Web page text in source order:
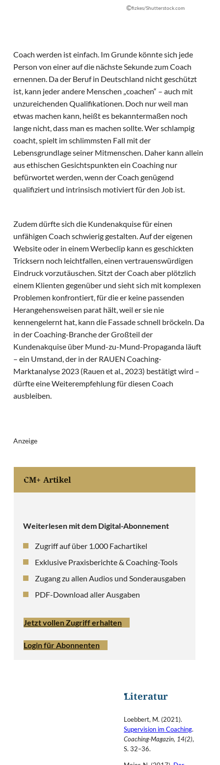
©fizkes/Shutterstock.com
Coach werden ist einfach. Im Grunde könnte sich jede
Person von einer auf die nächste Sekunde zum Coach
ernennen. Da der Beruf in Deutschland nicht geschützt
ist, kann jeder andere Menschen „coachen“ – auch mit
unzureichenden Qualifikationen. Doch nur weil man
etwas machen kann, heißt es bekanntermaßen noch
lange nicht, dass man es machen sollte. Wer schlampig
coacht, spielt im schlimmsten Fall mit der
Lebensgrundlage seiner Mitmenschen. Daher kann allein
aus ethischen Gesichtspunkten ein Coaching nur
befürwortet werden, wenn der Coach genügend
qualifiziert und intrinsisch motiviert für den Job ist.
Zudem dürfte sich die Kundenakquise für einen
unfähigen Coach schwierig gestalten. Auf der eigenen
Website oder in einem Werbeclip kann es geschickten
Tricksern noch leichtfallen, einen vertrauenswürdigen
Eindruck vorzutäuschen. Sitzt der Coach aber plötzlich
einem Klienten gegenüber und sieht sich mit komplexen
Problemen konfrontiert, für die er keine passenden
Herangehensweisen parat hält, weil er sie nie
kennengelernt hat, kann die Fassade schnell bröckeln. Da
in der Coaching-Branche der Großteil der
Kundenakquise über Mund-zu-Mund-Propaganda läuft
– ein Umstand, der in der RAUEN Coaching-
Marktanalyse 2023 (Rauen et al., 2023) bestätigt wird –
dürfte eine Weiterempfehlung für diesen Coach
ausbleiben.
Anzeige
CM+ Artikel
Weiterlesen mit dem Digital-Abonnement
Zugriff auf über 1.000 Fachartikel
Exklusive Praxisberichte & Coaching-Tools
Zugang zu allen Audios und Sonderausgaben
PDF-Download aller Ausgaben
Jetzt vollen Zugriff erhalten
Login für Abonnenten
Literatur
Loebbert, M. (2021).
Supervision im Coaching.
Coaching-Magazin, 14(2),
S. 32–36.